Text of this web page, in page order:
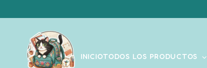
INICIOTODOS LOS PRODUCTOS